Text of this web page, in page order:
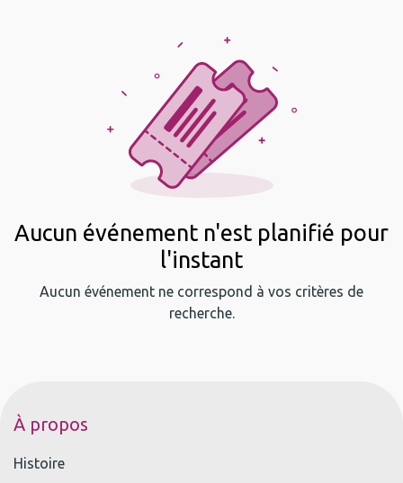
Aucun événement n'est planifié pour
l'instant
Aucun événement ne correspond à vos critères de
recherche.
À propos
Histoire